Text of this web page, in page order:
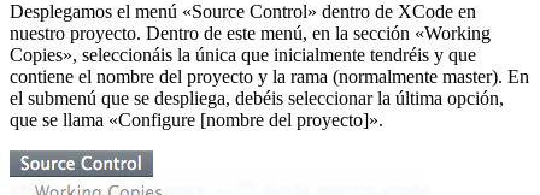
Desplegamos el menú «Source Control» dentro de XCode en
nuestro proyecto. Dentro de este menú, en la sección «Working
Copies», seleccionáis la única que inicialmente tendréis y que
contiene el nombre del proyecto y la rama (normalmente master). En
el submenú que se despliega, debéis seleccionar la última opción,
que se llama «Configure [nombre del proyecto]».